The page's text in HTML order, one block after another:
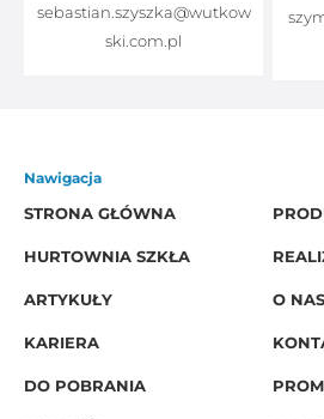
sebastian.szyszka@wutkow
ski.com.pl
Nawigacja
STRONA GŁÓWNA
HURTOWNIA SZKŁA
ARTYKUŁY O NAS
KARIERA
DO POBRANIA